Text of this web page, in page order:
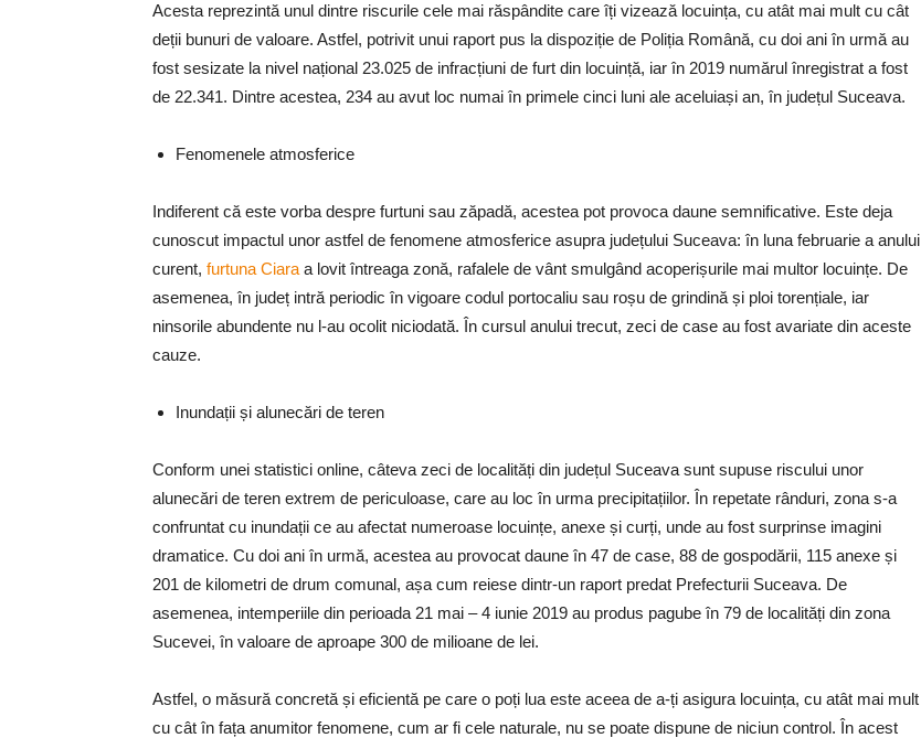
Acesta reprezintă unul dintre riscurile cele mai răspândite care îți vizează locuința, cu atât mai mult cu cât
deții bunuri de valoare. Astfel, potrivit unui raport pus la dispoziție de Poliția Română, cu doi ani în urmă au
fost sesizate la nivel național 23.025 de infracțiuni de furt din locuință, iar în 2019 numărul înregistrat a fost
de 22.341. Dintre acestea, 234 au avut loc numai în primele cinci luni ale aceluiași an, în județul Suceava.
Fenomenele atmosferice
Indiferent că este vorba despre furtuni sau zăpadă, acestea pot provoca daune semnificative. Este deja
cunoscut impactul unor astfel de fenomene atmosferice asupra județului Suceava: în luna februarie a anului
curent, furtuna Ciara a lovit întreaga zonă, rafalele de vânt smulgând acoperișurile mai multor locuințe. De
asemenea, în județ intră periodic în vigoare codul portocaliu sau roșu de grindină și ploi torențiale, iar
ninsorile abundente nu l-au ocolit niciodată. În cursul anului trecut, zeci de case au fost avariate din aceste
cauze.
Inundații și alunecări de teren
Conform unei statistici online, câteva zeci de localități din județul Suceava sunt supuse riscului unor
alunecări de teren extrem de periculoase, care au loc în urma precipitațiilor. În repetate rânduri, zona s-a
confruntat cu inundații ce au afectat numeroase locuințe, anexe și curți, unde au fost surprinse imagini
dramatice. Cu doi ani în urmă, acestea au provocat daune în 47 de case, 88 de gospodării, 115 anexe și
201 de kilometri de drum comunal, așa cum reiese dintr-un raport predat Prefecturii Suceava. De
asemenea, intemperiile din perioada 21 mai – 4 iunie 2019 au produs pagube în 79 de localități din zona
Sucevei, în valoare de aproape 300 de milioane de lei.
Astfel, o măsură concretă și eficientă pe care o poți lua este aceea de a-ți asigura locuința, cu atât mai mult
cu cât în fața anumitor fenomene, cum ar fi cele naturale, nu se poate dispune de niciun control. În acest